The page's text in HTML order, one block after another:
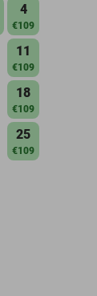
4
€109
11
€109
18
€109
25
€109